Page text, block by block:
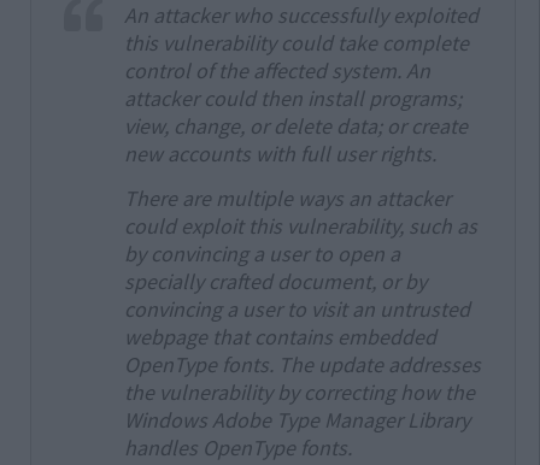
An attacker who successfully exploited
this vulnerability could take complete
control of the affected system. An
attacker could then install programs;
view, change, or delete data; or create
new accounts with full user rights.
There are multiple ways an attacker
could exploit this vulnerability, such as
by convincing a user to open a
specially crafted document, or by
convincing a user to visit an untrusted
webpage that contains embedded
OpenType fonts. The update addresses
the vulnerability by correcting how the
Windows Adobe Type Manager Library
handles OpenType fonts.